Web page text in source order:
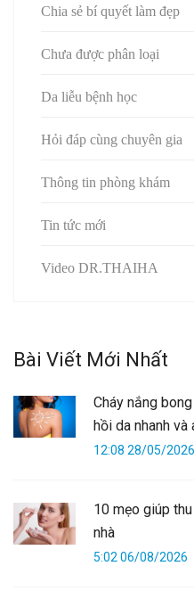
Chia sẻ bí quyết làm đẹp
Chưa được phân loại
Da liễu bệnh học
Hỏi đáp cùng chuyên gia
Thông tin phòng khám
Tin tức mới
Video DR.THAIHA
Bài Viết Mới Nhất
Cháy nắng
hồi da nhanh và
12:08 28/05/2026
10 mẹo giúp
nhà
5:02 06/08/2026